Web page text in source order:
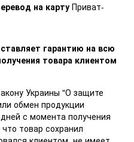
на карту Приват-
гарантию на всю
товара клиентом
Украины "О защите
обмен продукции
с момента получения
товар сохранил